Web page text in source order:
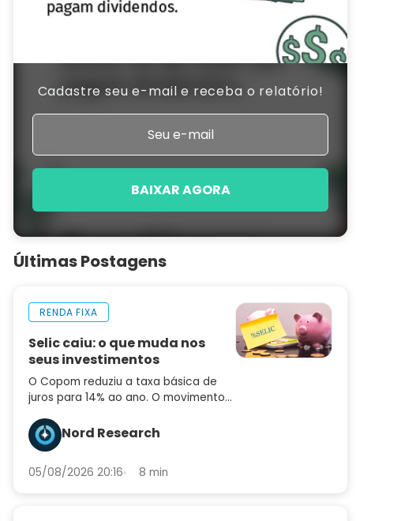
Cadastre seu e-mail e receba o relatório!
BAIXAR AGORA
Últimas Postagens
RENDA FIXA
Selic caiu: o que muda nos
seus investimentos
O Copom reduziu a taxa básica de
juros para 14% ao ano. O movimento
trouxe sinais importantes sobre os
próximos passos
Nord Research
05/08/2026 20:16 8 min